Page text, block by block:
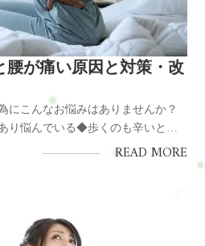
腰が痛い原因と対策・改
にこんなお悩みはありませんか？
り悩んでいる◆歩くのも辛いとき
がみに姿勢が辛いので悩んでいる
◆仕事に支障がでて悩んでいる◆
READ MORE